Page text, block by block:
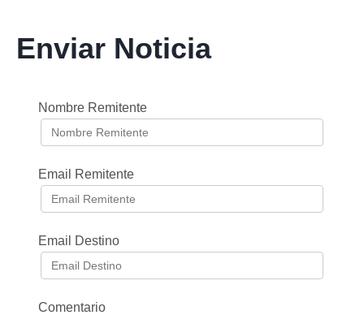
Enviar Noticia
Nombre Remitente
Email Remitente
Email Destino
Comentario